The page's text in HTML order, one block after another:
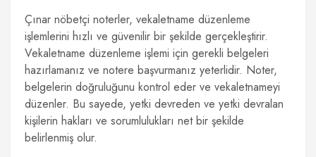
Çınar nöbetçi noterler, vekaletname düzenleme
işlemlerini hızlı ve güvenilir bir şekilde gerçekleştirir.
Vekaletname düzenleme işlemi için gerekli belgeleri
hazırlamanız ve notere başvurmanız yeterlidir. Noter,
belgelerin doğruluğunu kontrol eder ve vekaletnameyi
düzenler. Bu sayede, yetki devreden ve yetki devralan
kişilerin hakları ve sorumlulukları net bir şekilde
belirlenmiş olur.